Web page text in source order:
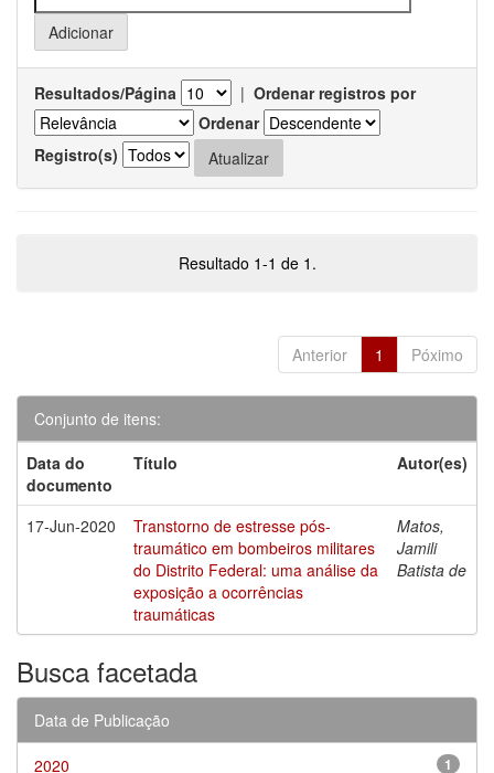
Resultados/Página | Ordenar registros por
Ordenar
Registro(s)
Resultado 1-1 de 1.
Anterior 1 Póximo
Conjunto de itens:
Data do
documento
Título Autor(es)
17-Jun-2020
Transtorno de estresse pós-
traumático em bombeiros militares
do Distrito Federal: uma análise da
exposição a ocorrências
traumáticas
Matos,
Jamili
Batista de
Busca facetada
Data de Publicação
1
2020